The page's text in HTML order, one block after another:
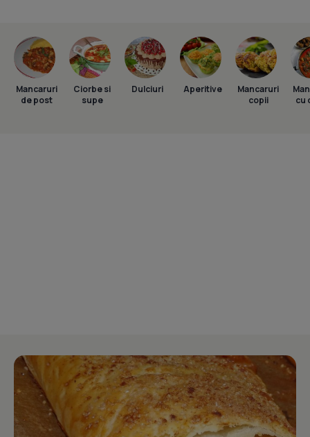
Mancaruri
de post
Ciorbe si
supe
Dulciuri Aperitive
Mancaruri
copii
cu